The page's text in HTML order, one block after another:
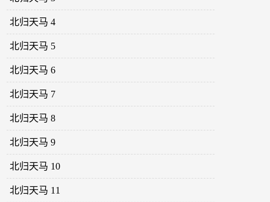
北归天马 4
北归天马 5
北归天马 6
北归天马 7
北归天马 8
北归天马 9
北归天马 10
北归天马 11